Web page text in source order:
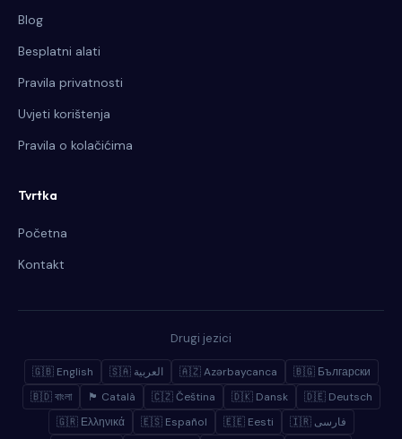
Blog
Besplatni alati
Pravila privatnosti
Uvjeti korištenja
Pravila o kolačićima
Tvrtka
Početna
Kontakt
Drugi jezici
🇬🇧 English 🇸🇦 العربية 🇦🇿 Azərbaycanca
🇧🇬 Български
🇧🇩 বাংলা
🏴 Català 🇨🇿 Čeština 🇩🇰 Dansk
🇩🇪 Deutsch
🇬🇷 Ελληνικά
🇪🇸 Español 🇪🇪 Eesti
🇮🇷 فارسی